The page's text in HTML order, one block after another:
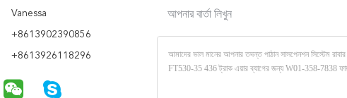
Vanessa
+8613902390856
+8613926118296
আপনার বার্তা লিখুন